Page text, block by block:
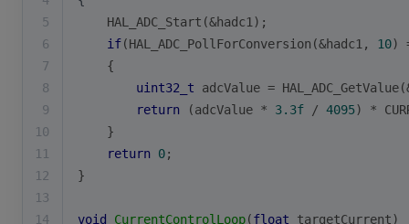
5
    HAL_ADC_Start(&hadc1);
6
if(HAL_ADC_PollForConversion(&hadc1, 10)
7
    {
8
uint32_t adcValue =
9
return (adcValue * 3.3f / 4095) *
10
    }
11
return 0;
12
}
13
14
void CurrentControlLoop(float targetCurrent)